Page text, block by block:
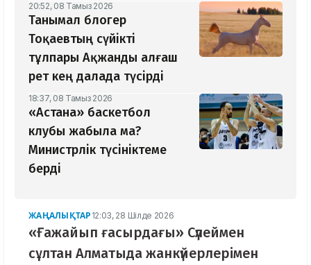
20:52, 08 Тамыз 2026
Танымал блогер
Тоқаевтың сүйікті
тұлпары Ақжанды алғаш
рет кең далада түсірді
18:37, 08 Тамыз 2026
«Астана» баскетбол
клубы жабыла ма?
Министрлік түсініктеме
берді
ЖАҢАЛЫҚТАР 12:03, 28 Шілде 2026
«Ғажайып ғасырдағы» Сүлеймен
сұлтан Алматыда жанкүйерлерімен